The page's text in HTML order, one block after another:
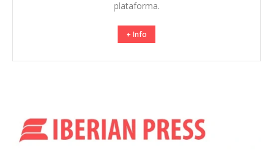
plataforma.
+ Info